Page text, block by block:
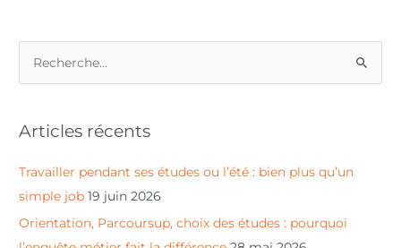
h
Articles récents
Travailler pendant ses études ou l’été : bien plus qu’un
simple job 19 juin 2026
Orientation, Parcoursup, choix des études : pourquoi